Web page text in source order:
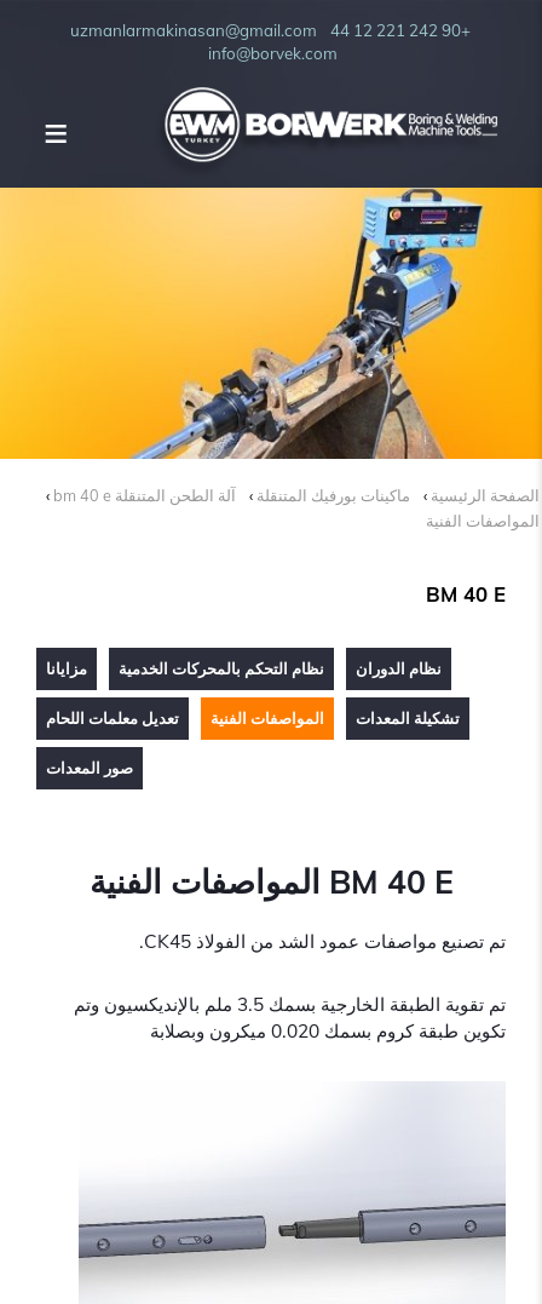
+90 242 221 12 44
uzmanlarmakinasan@gmail.com
info@borvek.com
الصفحة الرئيسية ماكينات بورفيك المتنقلة
آلة الطحن المتنقلة bm 40 e
المواصفات الفنية
BM 40 E
مزايانا نظام التحكم بالمحركات الخدمية نظام الدوران
تعديل معلمات اللحام المواصفات الفنية تشكيلة المعدات
صور المعدات
BM 40 E المواصفات الفنية
تم تصنيع مواصفات عمود الشد من الفولاذ CK45.
تم تقوية الطبقة الخارجية بسمك 3.5 ملم بالإنديكسيون وتم
تكوين طبقة كروم بسمك 0.020 ميكرون وبصلابة